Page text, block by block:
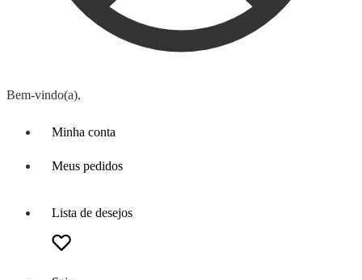
Bem-vindo(a),
Minha conta
Meus pedidos
Lista de desejos